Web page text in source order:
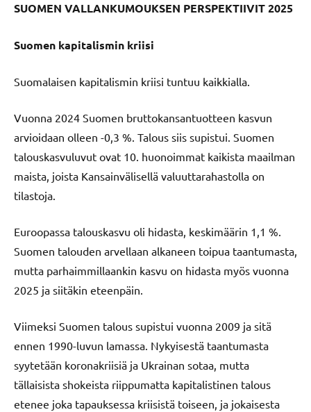
SUOMEN VALLANKUMOUKSEN PERSPEKTIIVIT 2025
Suomen kapitalismin kriisi
Suomalaisen kapitalismin kriisi tuntuu kaikkialla.
Vuonna 2024 Suomen bruttokansantuotteen kasvun
arvioidaan olleen -0,3 %. Talous siis supistui. Suomen
talouskasvuluvut ovat 10. huonoimmat kaikista maailman
maista, joista Kansainvälisellä valuuttarahastolla on
tilastoja.
Euroopassa talouskasvu oli hidasta, keskimäärin 1,1 %.
Suomen talouden arvellaan alkaneen toipua taantumasta,
mutta parhaimmillaankin kasvu on hidasta myös vuonna
2025 ja siitäkin eteenpäin.
Viimeksi Suomen talous supistui vuonna 2009 ja sitä
ennen 1990-luvun lamassa. Nykyisestä taantumasta
syytetään koronakriisiä ja Ukrainan sotaa, mutta
tällaisista shokeista riippumatta kapitalistinen talous
etenee joka tapauksessa kriisistä toiseen, ja jokaisesta